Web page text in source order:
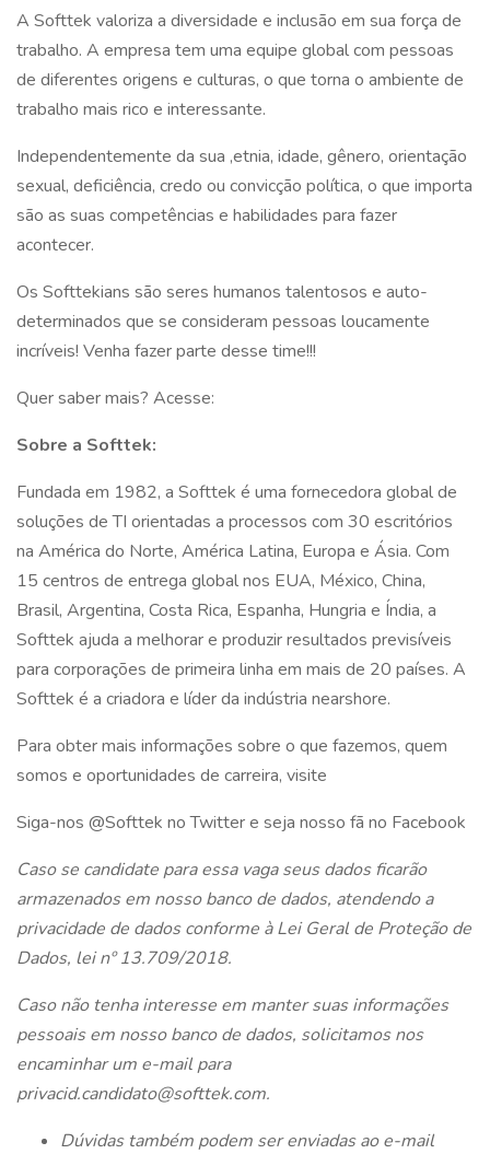
A Softtek valoriza a diversidade e inclusão em sua força de
trabalho. A empresa tem uma equipe global com pessoas
de diferentes origens e culturas, o que torna o ambiente de
trabalho mais rico e interessante.
Independentemente da sua ,etnia, idade, gênero, orientação
sexual, deficiência, credo ou convicção política, o que importa
são as suas competências e habilidades para fazer
acontecer.
Os Softtekians são seres humanos talentosos e auto-
determinados que se consideram pessoas loucamente
incríveis! Venha fazer parte desse time!!!
Quer saber mais? Acesse:
Sobre a Softtek:
Fundada em 1982, a Softtek é uma fornecedora global de
soluções de TI orientadas a processos com 30 escritórios
na América do Norte, América Latina, Europa e Ásia. Com
15 centros de entrega global nos EUA, México, China,
Brasil, Argentina, Costa Rica, Espanha, Hungria e Índia, a
Softtek ajuda a melhorar e produzir resultados previsíveis
para corporações de primeira linha em mais de 20 países. A
Softtek é a criadora e líder da indústria nearshore.
Para obter mais informações sobre o que fazemos, quem
somos e oportunidades de carreira, visite
Siga-nos @Softtek no Twitter e seja nosso fã no Facebook
Caso se candidate para essa vaga seus dados ficarão
armazenados em nosso banco de dados, atendendo a
privacidade de dados conforme à Lei Geral de Proteção de
Dados, lei nº 13.709/2018.
Caso não tenha interesse em manter suas informações
pessoais em nosso banco de dados, solicitamos nos
encaminhar um e-mail para
privacid.candidato@softtek.com.
Dúvidas também podem ser enviadas ao e-mail